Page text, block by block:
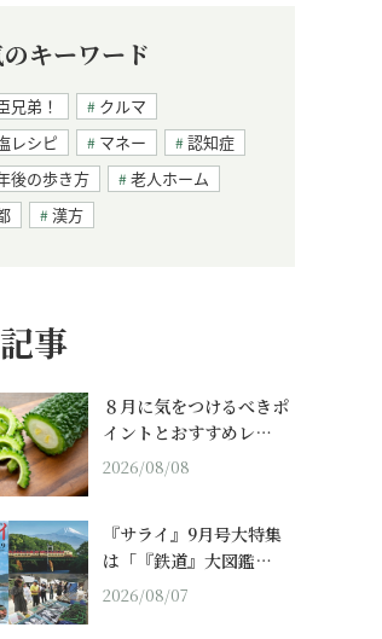
キーワード
兄弟！
クルマ
レシピ
マネー
認知症
後の歩き方
老人ホーム
漢方
事
８月に気をつけるべきポ
イントとおすすめレ…
2026/08/08
『サライ』9月号大特集
は「『鉄道』大図鑑…
2026/08/07